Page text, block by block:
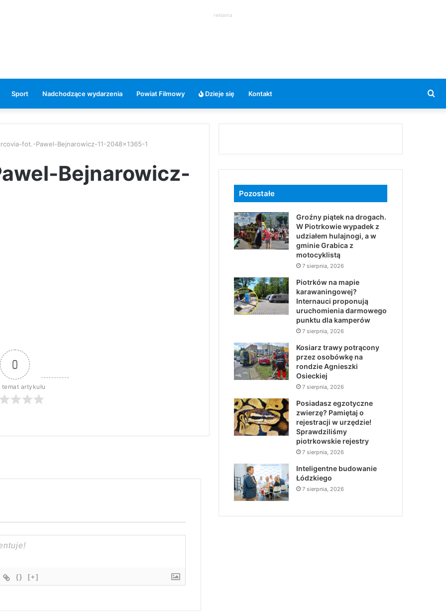
reklama
Sport Nadchodzące wydarzenia Powiat Filmowy Dzieje się Kontakt
fot.-Pawel-Bejnarowicz-11-2048×1365-1
Bejnarowicz-
0
temat artykułu
{} [+]
Pozostałe
Groźny piątek na drogach.
W Piotrkowie wypadek z
udziałem hulajnogi, a w
gminie Grabica z
motocyklistą
7 sierpnia, 2026
Piotrków na mapie
karawaningowej?
Internauci proponują
uruchomienia darmowego
punktu dla kamperów
7 sierpnia, 2026
Kosiarz trawy potrącony
przez osobówkę na
rondzie Agnieszki
Osieckiej
7 sierpnia, 2026
Posiadasz egzotyczne
zwierzę? Pamiętaj o
rejestracji w urzędzie!
Sprawdziliśmy
piotrkowskie rejestry
7 sierpnia, 2026
Inteligentne budowanie
Łódzkiego
7 sierpnia, 2026